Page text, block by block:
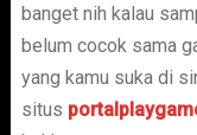
banget nih kalau
belum cocok sama
yang kamu suka di
situs